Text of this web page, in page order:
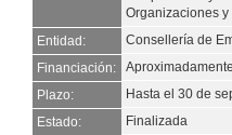
Organizaciones
Entidad:
Consellería de
Financiación:
Plazo:
Hasta el 30 de
Estado:
Finalizada